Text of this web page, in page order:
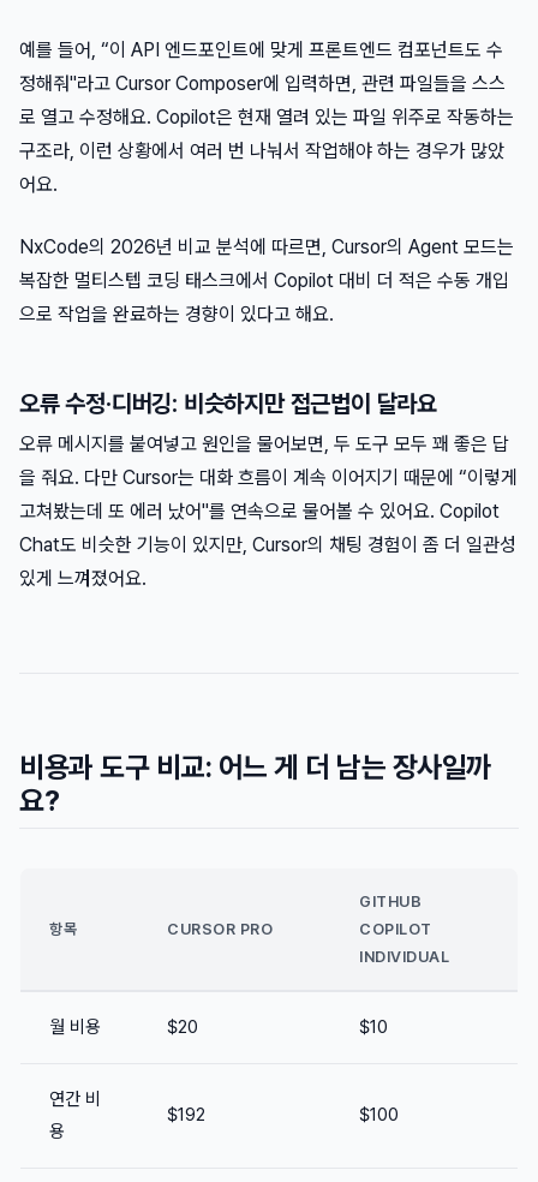
예를 들어, “이 API 엔드포인트에 맞게 프론트엔드 컴포넌트도 수
정해줘"라고 Cursor Composer에 입력하면, 관련 파일들을 스스
로 열고 수정해요. Copilot은 현재 열려 있는 파일 위주로 작동하는
구조라, 이런 상황에서 여러 번 나눠서 작업해야 하는 경우가 많았
어요.
NxCode의 2026년 비교 분석에 따르면, Cursor의 Agent 모드는
복잡한 멀티스텝 코딩 태스크에서 Copilot 대비 더 적은 수동 개입
으로 작업을 완료하는 경향이 있다고 해요.
오류 수정·디버깅: 비슷하지만 접근법이 달라요
오류 메시지를 붙여넣고 원인을 물어보면, 두 도구 모두 꽤 좋은 답
을 줘요. 다만 Cursor는 대화 흐름이 계속 이어지기 때문에 “이렇게
고쳐봤는데 또 에러 났어"를 연속으로 물어볼 수 있어요. Copilot
Chat도 비슷한 기능이 있지만, Cursor의 채팅 경험이 좀 더 일관성
있게 느껴졌어요.
비용과 도구 비교: 어느 게 더 남는 장사일까
요?
항목 CURSOR PRO
GITHUB
COPILOT
INDIVIDUAL
월 비용 $20 $10
연간 비
용
$192 $100